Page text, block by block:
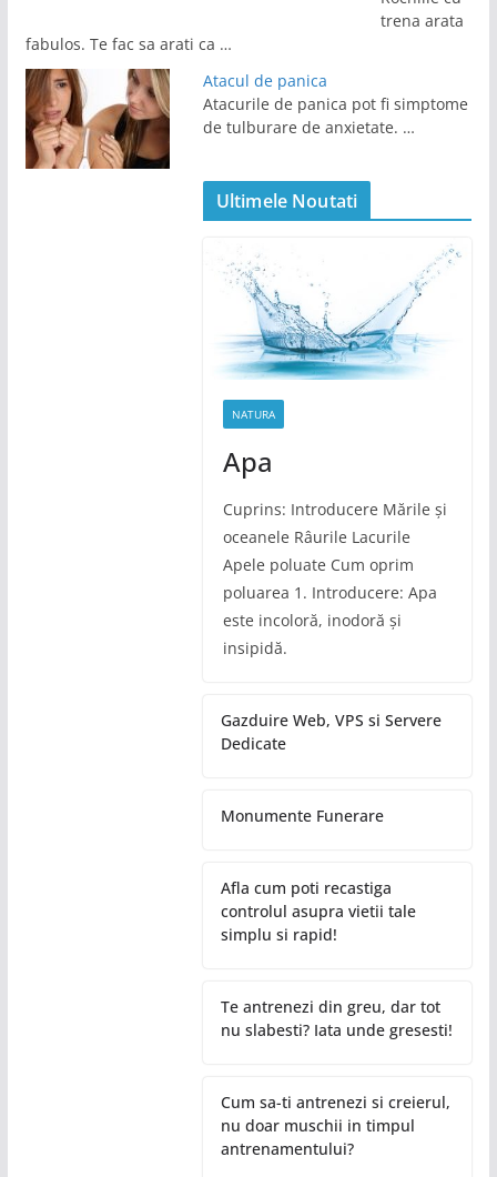
trena arata
fabulos. Te fac sa arati ca …
Atacul de panica
Atacurile de panica pot fi simptome
de tulburare de anxietate. …
Ultimele Noutati
NATURA
Apa
Cuprins: Introducere Mările și
oceanele Râurile Lacurile
Apele poluate Cum oprim
poluarea 1. Introducere: Apa
este incoloră, inodoră și
insipidă.
Gazduire Web, VPS si Servere
Dedicate
Monumente Funerare
Afla cum poti recastiga
controlul asupra vietii tale
simplu si rapid!
Te antrenezi din greu, dar tot
nu slabesti? Iata unde gresesti!
Cum sa-ti antrenezi si creierul,
nu doar muschii in timpul
antrenamentului?